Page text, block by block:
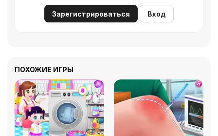
Зарегистрироваться Вход
ПОХОЖИЕ ИГРЫ